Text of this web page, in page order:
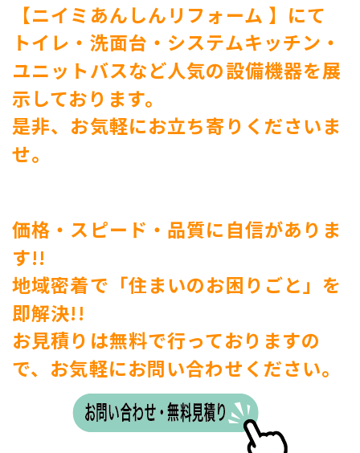
【ニイミあんしんリフォーム 】にて
トイレ・洗面台・システムキッチン・
ユニットバスなど人気の設備機器を展
示しております。
是非、お気軽にお立ち寄りくださいま
せ。
価格・スピード・品質に自信がありま
す!!
地域密着で「住まいのお困りごと」を
即解決!!
お見積りは無料で行っておりますの
で、お気軽にお問い合わせください。